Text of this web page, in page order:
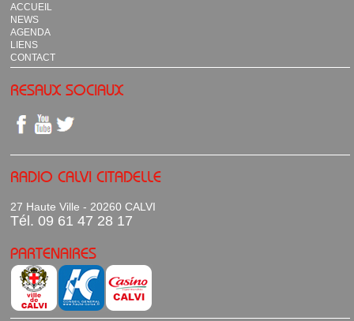
ACCUEIL
NEWS
AGENDA
LIENS
CONTACT
RESAUX SOCIAUX
RADIO CALVI CITADELLE
27 Haute Ville - 20260 CALVI
Tél. 09 61 47 28 17
PARTENAIRES